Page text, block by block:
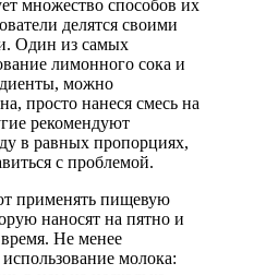
множество способов их
делятся своими
Один из самых
лимонного сока и
можно
просто нанеся смесь на
рекомендуют
в равных пропорциях,
с проблемой.
применять пищевую
наносят на пятно и
Не менее
молока: